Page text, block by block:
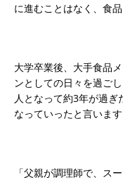
に進むことはなく、食
大学卒業後、大手食品
ンとしての日々を過ご
人となって約3年が過
なっていったと言います
「父親が調理師で、ス